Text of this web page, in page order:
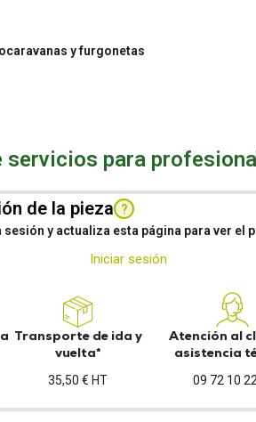
y furgonetas
servicios para
de la pieza ?
sesión y actualiza esta página para ver el
Iniciar sesión
Transporte de ida y
vuelta*
35,50 € HT
Atención al
asistencia
09 72 10